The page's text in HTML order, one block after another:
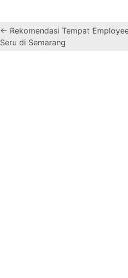
← Rekomendasi Tempat
Seru di Semarang